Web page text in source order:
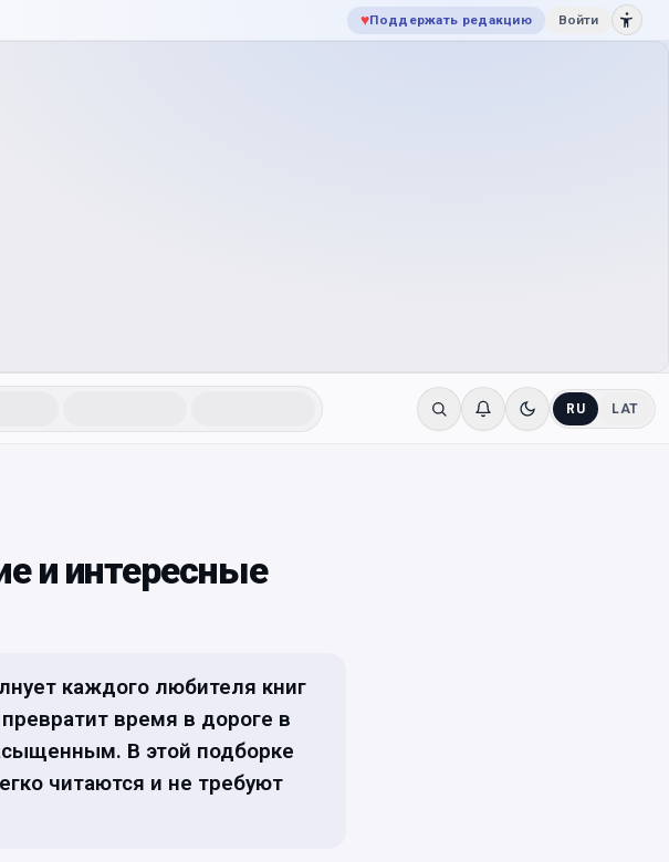
♥Поддержать редакцию Войти
RU LAT
и интересные
каждого любителя книг
время в дороге в
В этой подборке
читаются и не требуют